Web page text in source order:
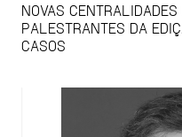
NOVAS
PALESTRANTES DA
CASOS